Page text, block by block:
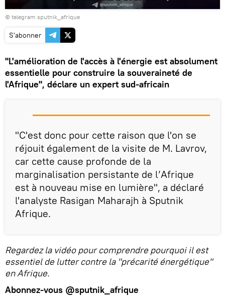
© telegram sputnik_afrique
S'abonner
"L'amélioration de l'accès à l'énergie est absolument
essentielle pour construire la souveraineté de
l'Afrique", déclare un expert sud-africain
"C'est donc pour cette raison que l'on se
réjouit également de la visite de M. Lavrov,
car cette cause profonde de la
marginalisation persistante de l’Afrique
est à nouveau mise en lumière", a déclaré
l'analyste Rasigan Maharajh à Sputnik
Afrique.
Regardez la vidéo pour comprendre pourquoi il est
essentiel de lutter contre la "précarité énergétique"
en Afrique.
Abonnez-vous @sputnik_afrique